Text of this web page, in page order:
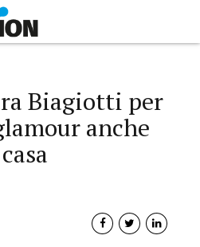
Biagiotti per
anche